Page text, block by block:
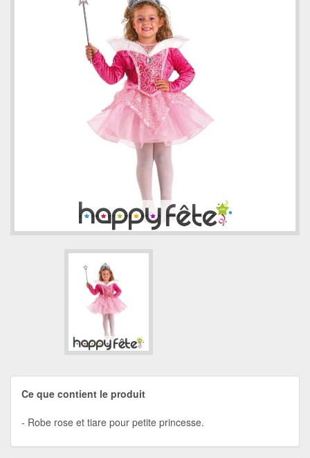
Ce que contient le produit
Robe rose et tiare pour petite princesse.